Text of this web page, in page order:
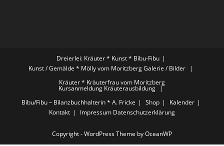
Dreierlei: Kräuter * Kunst * Bibu-Fibu
Kunst / Gemälde * Mölly vom MoritzbergGalerie / Bilder
Kräuter * Kräuterfrau vom Moritzberg
Kursanmeldung Kräuterausbildung
Bibu/Fibu – Bilanzbuchhalterin * A. Fricke
Shop
Kalender
Kontakt
Impressum Datenschutzerklärung
Copyright - WordPress Theme by OceanWP